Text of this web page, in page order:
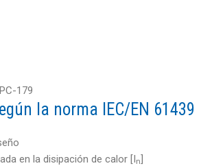
la norma IEC/EN 61439
en la disipación de calor [In]